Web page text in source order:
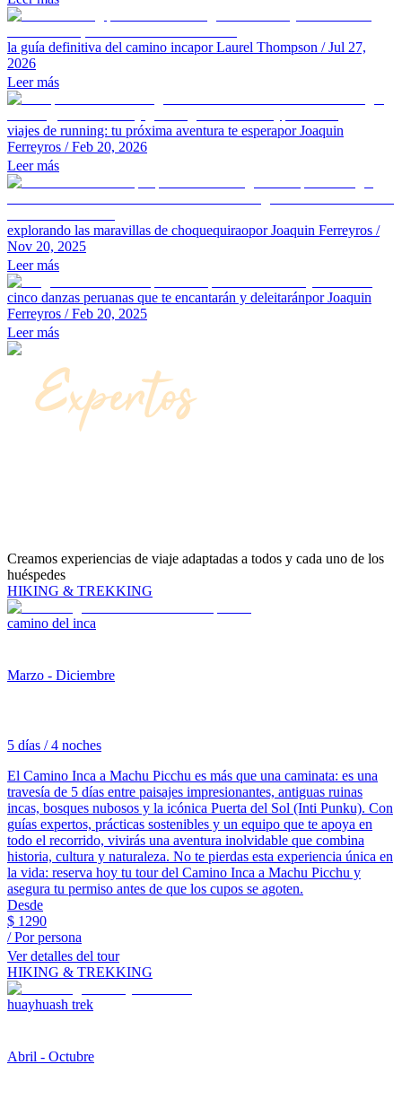
la guía definitiva del camino incapor Laurel Thompson / Jul 27,
2026
Leer más
viajes de running: tu próxima aventura te esperapor Joaquin
Ferreyros / Feb 20, 2026
Leer más
explorando las maravillas de choquequiraopor Joaquin Ferreyros /
Nov 20, 2025
Leer más
cinco danzas peruanas que te encantarán y deleitaránpor Joaquin
Ferreyros / Feb 20, 2025
Leer más
Creamos experiencias de viaje adaptadas a todos y cada uno de los
huéspedes
HIKING & TREKKING
camino del inca
Marzo - Diciembre
5 días / 4 noches
El Camino Inca a Machu Picchu es más que una caminata: es una
travesía de 5 días entre paisajes impresionantes, antiguas ruinas
incas, bosques nubosos y la icónica Puerta del Sol (Inti Punku). Con
guías expertos, prácticas sostenibles y un equipo que te apoya en
todo el recorrido, vivirás una aventura inolvidable que combina
historia, cultura y naturaleza. No te pierdas esta experiencia única en
la vida: reserva hoy tu tour del Camino Inca a Machu Picchu y
asegura tu permiso antes de que los cupos se agoten.
Desde
$ 1290
/ Por persona
Ver detalles del tour
HIKING & TREKKING
huayhuash trek
Abril - Octubre